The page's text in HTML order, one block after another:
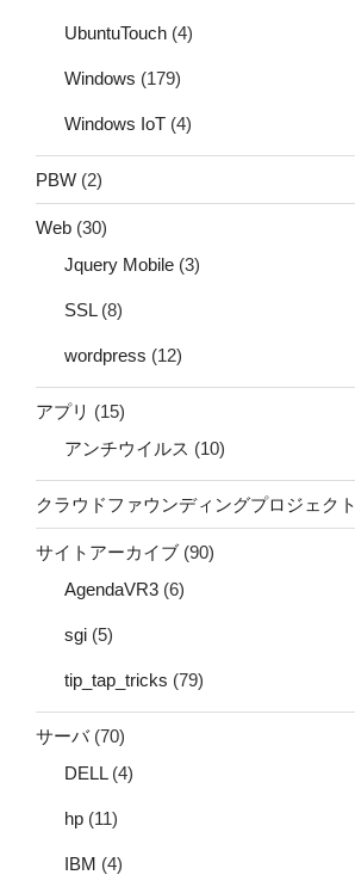
UbuntuTouch (4)
Windows (179)
Windows IoT (4)
PBW (2)
Web (30)
Jquery Mobile (3)
SSL(8)
wordpress (12)
アプリ (15)
アンチウイルス (10)
クラウドファウンディングプロジェクト
サイトアーカイブ (90)
AgendaVR3 (6)
sgi (5)
tip_tap_tricks (79)
サーバ(70)
DELL(4)
hp (11)
IBM (4)